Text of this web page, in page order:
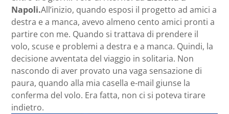
Napoli.All’inizio, quando esposi il progetto ad amici a
destra e a manca, avevo almeno cento amici pronti a
partire con me. Quando si trattava di prendere il
volo, scuse e problemi a destra e a manca. Quindi, la
decisione avventata del viaggio in solitaria. Non
nascondo di aver provato una vaga sensazione di
paura, quando alla mia casella e-mail giunse la
conferma del volo. Era fatta, non ci si poteva tirare
indietro.